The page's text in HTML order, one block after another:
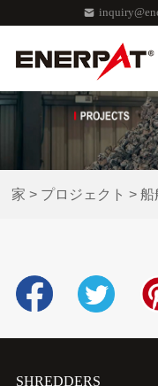
家 > プロジェクト >船
SHREDDERS